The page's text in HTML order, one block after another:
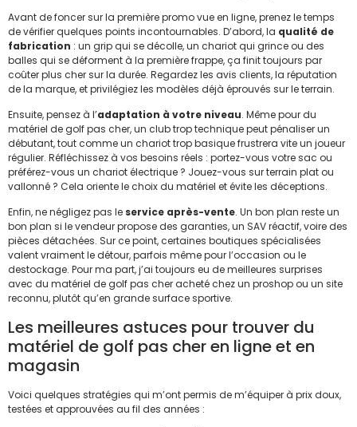
Avant de foncer sur la première promo vue en ligne, prenez le temps
de vérifier quelques points incontournables. D’abord, la qualité de
fabrication : un grip qui se décolle, un chariot qui grince ou des
balles qui se déforment à la première frappe, ça finit toujours par
coûter plus cher sur la durée. Regardez les avis clients, la réputation
de la marque, et privilégiez les modèles déjà éprouvés sur le terrain.
Ensuite, pensez à l’adaptation à votre niveau. Même pour du
matériel de golf pas cher, un club trop technique peut pénaliser un
débutant, tout comme un chariot trop basique frustrera vite un joueur
régulier. Réfléchissez à vos besoins réels : portez-vous votre sac ou
préférez-vous un chariot électrique ? Jouez-vous sur terrain plat ou
vallonné ? Cela oriente le choix du matériel et évite les déceptions.
Enfin, ne négligez pas le service après-vente. Un bon plan reste un
bon plan si le vendeur propose des garanties, un SAV réactif, voire des
pièces détachées. Sur ce point, certaines boutiques spécialisées
valent vraiment le détour, parfois même pour l’occasion ou le
destockage. Pour ma part, j’ai toujours eu de meilleures surprises
avec du matériel de golf pas cher acheté chez un proshop ou un site
reconnu, plutôt qu’en grande surface sportive.
Les meilleures astuces pour trouver du
matériel de golf pas cher en ligne et en
magasin
Voici quelques stratégies qui m’ont permis de m’équiper à prix doux,
testées et approuvées au fil des années :